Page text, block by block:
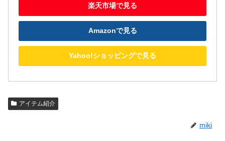
楽天市場で見る
Amazonで見る
Yahoo!ショッピングで見る
アイテム紹介
miki